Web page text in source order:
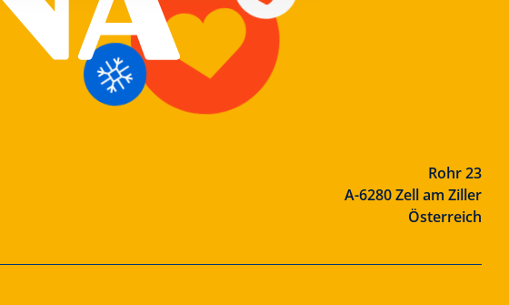
Rohr 23
A-6280 Zell am Ziller
Österreich